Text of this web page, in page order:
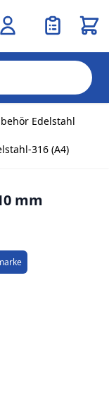
Edelstahl
316 (A4)
mm